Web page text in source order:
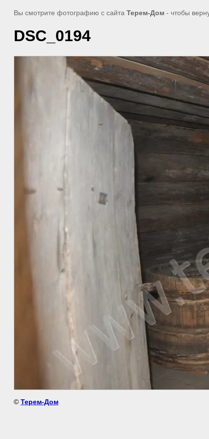
Вы смотрите фотографию с сайта Терем-Дом - чтобы
DSC_0194
© Терем-Дом